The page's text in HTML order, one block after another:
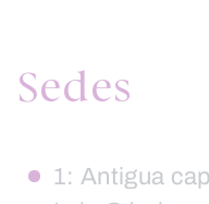
Sedes
1: Antigua